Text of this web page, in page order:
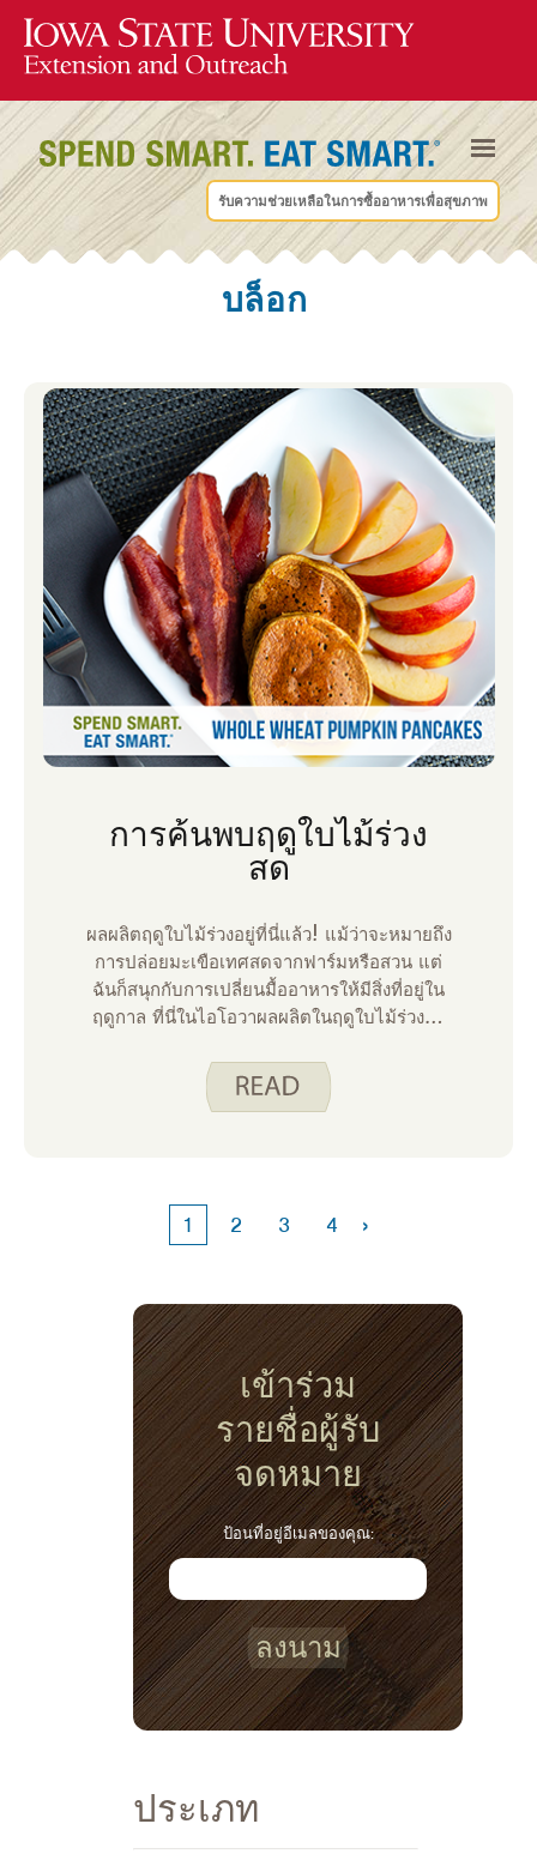
รับความช่วยเหลือในการซื้ออาหารเพื่อสุขภาพ
บล็อก
การค้นพบฤดูใบไม้ร่วง
สด
ผลผลิตฤดูใบไม้ร่วงอยู่ที่นี่แล้ว! แม้ว่าจะหมายถึง
การปล่อยมะเขือเทศสดจากฟาร์มหรือสวน แต่
ฉันก็สนุกกับการเปลี่ยนมื้ออาหารให้มีสิ่งที่อยู่ใน
ฤดูกาล ที่นี่ในไอโอวาผลผลิตในฤดูใบไม้ร่วงกํา
เขา เราจะเห็นผักใบเขียวเข้ม สควอชฤดูหนาว
และผักราก เช่น พาร์สนิปและมันเทศปรากฏที่
ที่ฉันโปรดปรานบางส่วนที่ใช้สิ่งที่อยู่ในฤดูกาลใน
ฤดูใบไม้ร่วงนี้
1 2 3 4 ›
เข้าร่วม
รายชื่อผู้รับ
จดหมาย
ป้อนที่อยู่อีเมลของคุณ:
ลงนาม
ประเภท